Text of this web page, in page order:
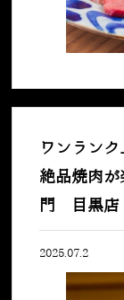
ワンラン
絶品焼肉
門 目黒店
2025.07.2